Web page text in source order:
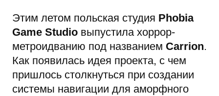
Этим летом польская студия Phobia
Game Studio выпустила хоррор-
метроидванию под названием Carrion.
Как появилась идея проекта, с чем
пришлось столкнуться при создании
системы навигации для аморфного